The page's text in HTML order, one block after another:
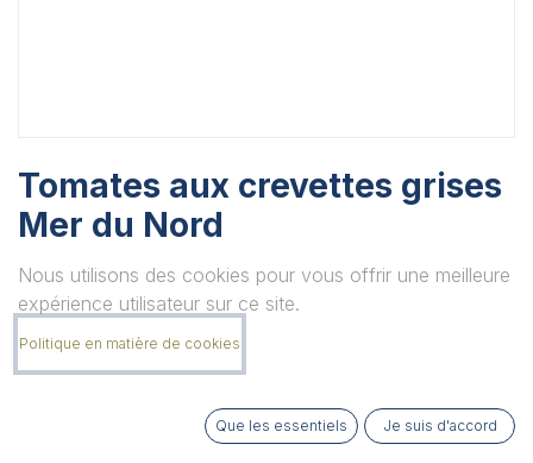
Tomates aux crevettes grises
Mer du Nord
Pour 2 tomates
Unité
Nous utilisons des cookies pour vous offrir une meilleure
expérience utilisateur sur ce site.
Politique en matière de cookies
Que les essentiels Je suis d'accord